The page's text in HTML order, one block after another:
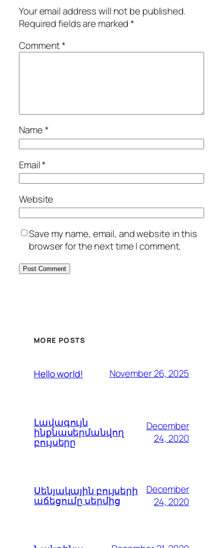
Your email address will not be published.
Required fields are marked*
Comment*
Name*
Email*
Website
Save my name, email, and website in this
browser for the next time I comment.
MORE POSTS
Hello world! November 26, 2025
Լավագույն
ինքնասերմանվող
բույսերը
December
24, 2020
Սենյակային բույսերի
աճեցումը սերմից
December
24, 2020